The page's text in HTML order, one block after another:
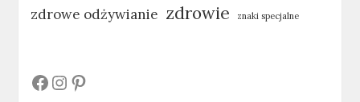
zdrowe odżywianie zdrowie znaki specjalne
# # #